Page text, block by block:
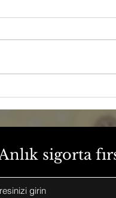
Çözümleri
sigorta